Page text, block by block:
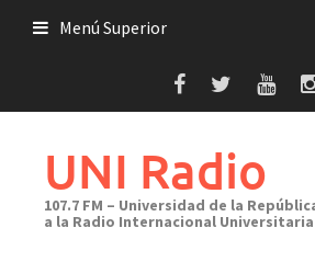
Menú Superior
UNI Radio
107.7 FM – Universidad de la
a la Radio Internacional Universitaria